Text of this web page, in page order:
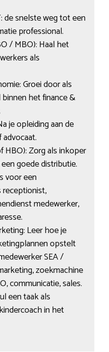
de snelste weg tot een
professional.
/ MBO): Haal het
als
Groei door als
het finance &
je opleiding aan de
HBO): Zorg als inkoper
goede distributie.
voor een
receptionist,
medewerker,
Leer hoe je
opstelt
SEA /
zoekmachine
communicatie, sales.
een taak als
in het